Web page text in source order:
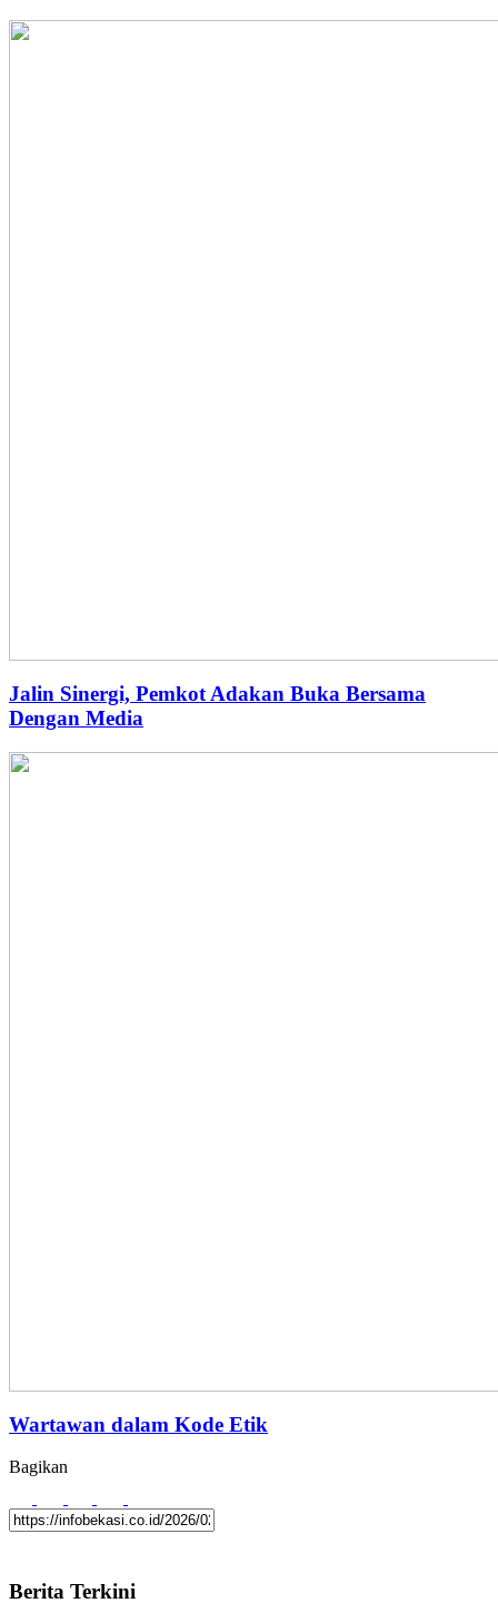
Jalin Sinergi, Pemkot Adakan Buka Bersama
Dengan Media
Wartawan dalam Kode Etik
Bagikan
Berita Terkini